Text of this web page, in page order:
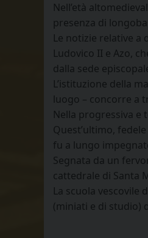
Nell’età
presenza di
Le notizie relative a
Ludovico II e Azo,
dalla sede
L’istituzione della
luogo – concorre a
Nella progressiva e
Quest’ultimo,
fu a lungo
Segnata da un
cattedrale di Santa
La scuola vescovile
(miniati e di studio)